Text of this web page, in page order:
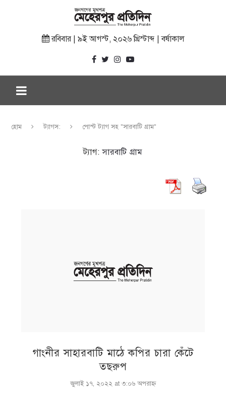
রবিবার | ৯ই আগস্ট, ২০২৬ খ্রিস্টাব্দ | বর্ষাকাল
হোম ট্যাগস: পোস্ট ট্যাগ সহ "সারবাটি গ্রাম"
ট্যাগ:সারবাটি গ্রাম
গাংনীর সাহারবাটি মাঠে কপির চারা কেঁটে
তছরুপ
জুলাই ১৭, ২০২২ at ৩:০৬ অপরাহ্ণ